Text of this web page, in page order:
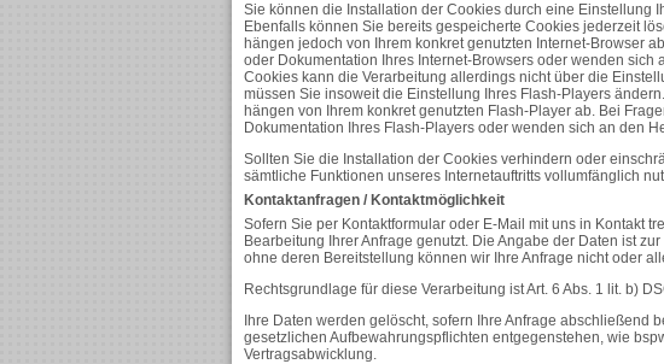
Sie können die Installation der Cookies durch eine Einstellung
Ebenfalls können Sie bereits gespeicherte Cookies jederzeit
hängen jedoch von Ihrem konkret genutzten Internet-Browser
oder Dokumentation Ihres Internet-Browsers oder wenden sich
Cookies kann die Verarbeitung allerdings nicht über die
müssen Sie insoweit die Einstellung Ihres Flash-Players
hängen von Ihrem konkret genutzten Flash-Player ab. Bei
Dokumentation Ihres Flash-Players oder wenden sich an den
Sollten Sie die Installation der Cookies verhindern oder
sämtliche Funktionen unseres Internetauftritts vollumfänglich
Kontaktanfragen / Kontaktmöglichkeit
Sofern Sie per Kontaktformular oder E-Mail mit uns in Kontakt
Bearbeitung Ihrer Anfrage genutzt. Die Angabe der Daten ist
ohne deren Bereitstellung können wir Ihre Anfrage nicht oder
Rechtsgrundlage für diese Verarbeitung ist Art. 6 Abs. 1 lit. b)
Ihre Daten werden gelöscht, sofern Ihre Anfrage abschließend
gesetzlichen Aufbewahrungspflichten entgegenstehen, wie
Vertragsabwicklung.